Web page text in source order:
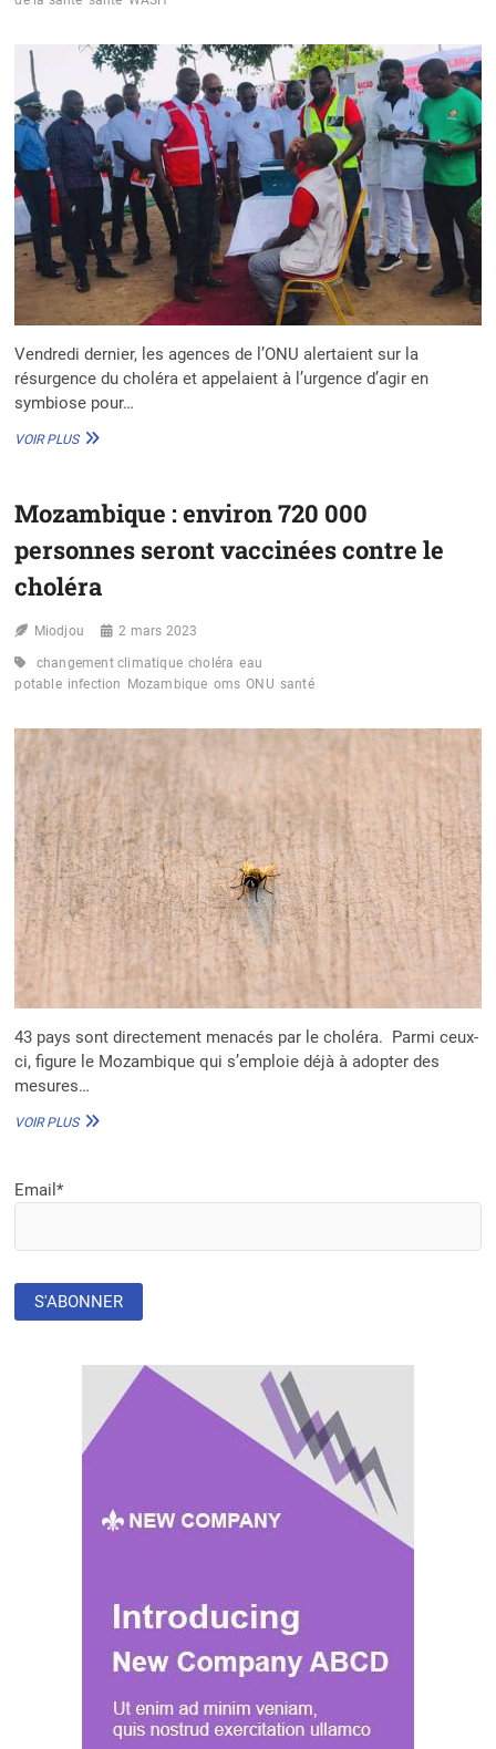
Vendredi dernier, les agences de l’ONU alertaient sur la
résurgence du choléra et appelaient à l’urgence d’agir en
symbiose pour…
VOIR PLUS43
MENACÉS
LE
(OMS)
Mozambique : environ 720 000
personnes seront vaccinées contre le
choléra
Miodjou 2 mars 2023
changement climatique choléra eau
potable infection Mozambique oms ONU santé
43 pays sont directement menacés par le choléra. Parmi ceux-
ci, figure le Mozambique qui s’emploie déjà à adopter des
mesures…
VOIR PLUSMOZAMBIQUE
CHOLÉRA
Email*